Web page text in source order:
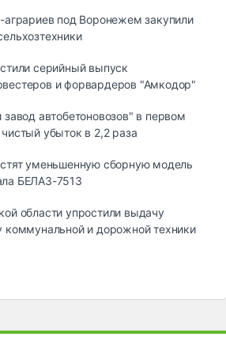
аграриев под Воронежем закупили
серийный выпуск
и форвардеров "Амкодор"
завод автобетоновозов" в первом
убыток в 2,2 раза
уменьшенную сборную модель
БЕЛАЗ-7513
области упростили выдачу
коммунальной и дорожной техники